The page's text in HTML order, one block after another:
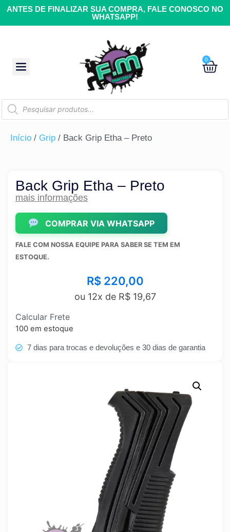
ANTES DE FINALIZAR SUA COMPRA, FALE CONOSCO NO
WHATSAPP!
0
Início / Grip / Back Grip Etha – Preto
Back Grip Etha – Preto
mais informações
COMPRAR VIA WHATSAPP
FALE COM NOSSA EQUIPE PARA SABER SE TEM EM
ESTOQUE.
R$220,00
ou 12x de R$19,67
Calcular Frete
100 em estoque
7 dias para trocas e devoluções e 30 dias de garantia